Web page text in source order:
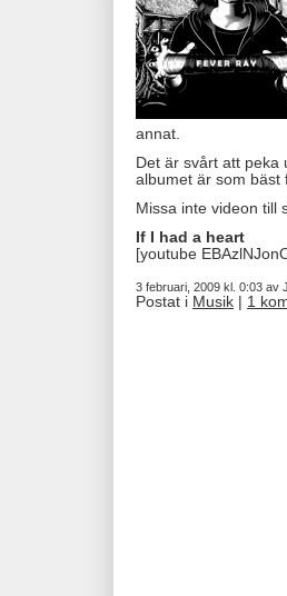
annat.
Det är svårt att
albumet är som bäst
Missa inte videon till
If I had a heart
[youtube
3 februari, 2009 kl. 0:03 av
Postat i Musik 1